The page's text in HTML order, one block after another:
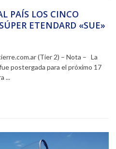
PAÍS LOS CINCO
ETENDARD «SUE»
(Tier 2) – Nota – La
postergada para el próximo 17
...